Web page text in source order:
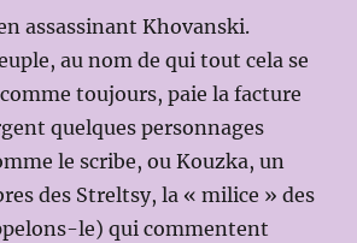
assassinant Khovanski.
au nom de qui tout cela se
toujours, paie la facture
quelques personnages
le scribe, ou Kouzka, un
des Streltsy, la « milice » des
le) qui commentent